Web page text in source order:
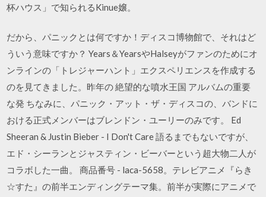
杯ハウス」で知られるKinue嬢。
だから、パニックとは何ですか！ディスコ博物館で、それはど
ういう意味ですか？ Years＆YearsやHalseyがファンのためにオ
ンラインの「トレジャーハント」エクスペリエンスを作成する
のを見てきました。昨年の 絶望的な噴水王国 アルバムの重要
な発 ちなみに、パニック・アット・ザ・ディスコの、バンドに
おける正式メンバーはブレンドン・ユーリーのみです。 Ed
Sheeran & Justin Bieber - I Don't Care 語るまでもないですが、
エド・シーランとジャスティン・ビーバーという超大物二人が
コラボした一曲。 商品番号 - laca-5658。テレビアニメ『らき
☆すた』の前半エンディングテーマ集。前半が実際にアニメで